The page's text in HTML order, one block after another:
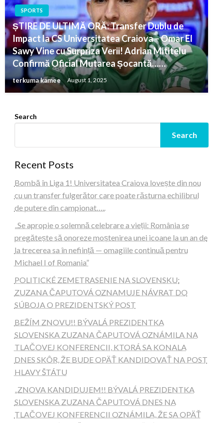
SPORTS
ȘTIRE DE ULTIMĂ ORĂ: Transfer Dublu de
Impact la CS Universitatea Craiova – Omar El
Sawy Vine cu Surpriza Verii! Adrian Mititelu
Confirmă Oficial Mutarea Șocantă……
terkuma kamee August 1, 2025
Search
Search
Recent Posts
Bombă în Liga 1! Universitatea Craiova lovește din nou
cu un transfer fulgerător care poate răsturna echilibrul
de putere din campionat…..
„Se apropie o solemnă celebrare a vieții: România se
pregătește să onoreze moștenirea unei icoane la un an de
la trecerea sa în neființă — omagiile continuă pentru
Michael I of Romania”
POLITICKÉ ZEMETRASENIE NA SLOVENSKU:
ZUZANA ČAPUTOVÁ OZNAMUJE NÁVRAT DO
SÚBOJA O PREZIDENTSKÝ POST
BEŽÍM ZNOVU!! BÝVALÁ PREZIDENTKA
SLOVENSKA ZUZANA ČAPUTOVÁ OZNÁMILA NA
TLAČOVEJ KONFERENCII, KTORÁ SA KONALA
DNES SKÔR, ŽE BUDE OPÄŤ KANDIDOVAŤ NA POST
HLAVY ŠTÁTU
„ZNOVA KANDIDUJEM!! BÝVALÁ PREZIDENTKA
SLOVENSKA ZUZANA ČAPUTOVÁ DNES NA
TLAČOVEJ KONFERENCII OZNÁMILA, ŽE SA OPÄŤ